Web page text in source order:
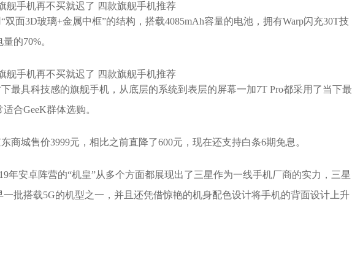
双面3D玻璃+金属中框”的结构，搭载4085mAh容量的电池，拥有Warp闪充30T技
的70%。
最具科技感的旗舰手机，从底层的系统到表层的屏幕一加7T Pro都采用了当下最
合GeeK群体选购。
商城售价3999元，相比之前直降了600元，现在还支持白条6期免息。
年安卓阵营的“机皇”从多个方面都展现出了三星作为一线手机厂商的实力，三星
一批搭载5G的机型之一，并且还凭借惊艳的机身配色设计将手机的背面设计上升